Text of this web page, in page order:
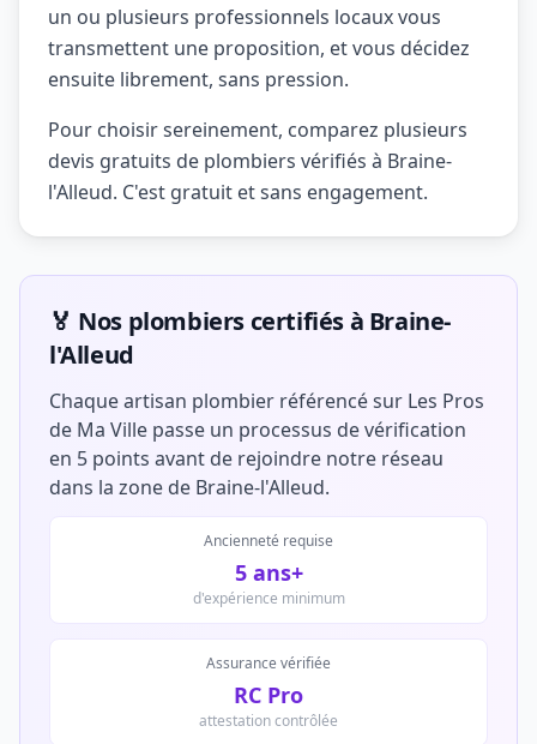
un ou plusieurs professionnels locaux vous
transmettent une proposition, et vous décidez
ensuite librement, sans pression.
Pour choisir sereinement, comparez plusieurs
devis gratuits de plombiers vérifiés à Braine-
l'Alleud. C'est gratuit et sans engagement.
🏅 Nos plombiers certifiés à Braine-
l'Alleud
Chaque artisan plombier référencé sur Les Pros
de Ma Ville passe un processus de vérification
en 5 points avant de rejoindre notre réseau
dans la zone de Braine-l'Alleud.
Ancienneté requise
5 ans+
d'expérience minimum
Assurance vérifiée
RC Pro
attestation contrôlée